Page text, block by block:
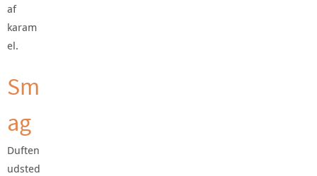
af
karam
el.
Sm
ag
Duften
udsted